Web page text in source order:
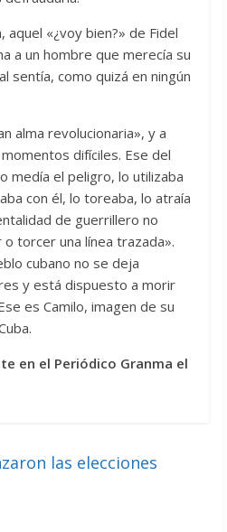
aquel «¿voy bien?» de Fidel
a un hombre que merecía su
sentía, como quizá en ningún
alma revolucionaria», y a
difíciles. Ese del
medía el peligro, lo utilizaba
con él, lo toreaba, lo atraía
de guerrillero no
torcer una línea trazada».
cubano no se deja
y está dispuesto a morir
es Camilo, imagen de su
en el Periódico Granma el
las elecciones